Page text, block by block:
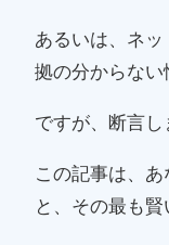
あるいは、ネッ
拠の分からない
ですが、断言
この記事は、
と、その最も